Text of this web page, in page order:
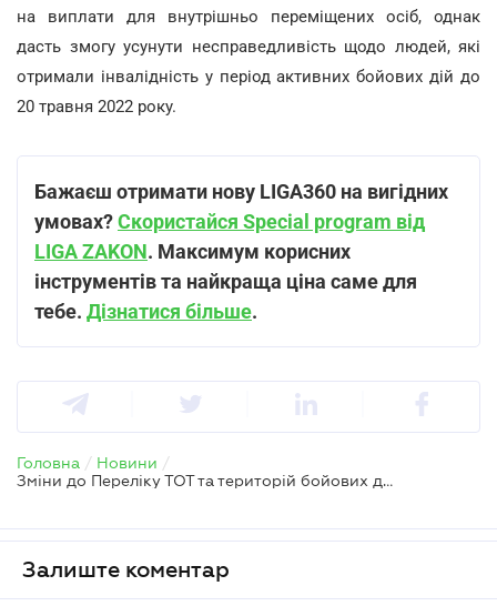
на виплати для внутрішньо переміщених осіб, однак
дасть змогу усунути несправедливість щодо людей, які
отримали інвалідність у період активних бойових дій до
20 травня 2022 року.
Бажаєш отримати нову LIGA360 на вигідних
умовах?Скористайся Special program від
LIGA ZAKON. Максимум корисних
інструментів та найкраща ціна саме для
тебе. Дізнатися більше.
Головна / Новини /
Зміни до Переліку ТОТ та територій бойових дій затвердили — діють з 29 квітня
Залиште коментар